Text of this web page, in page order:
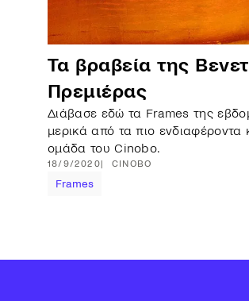
Τα βραβεία της
Πρεμιέρας
Διάβασε εδώ τα Frames της
μερικά από τα πιο
ομάδα του Cinobo.
18/9/2020 CINOBO
Frames